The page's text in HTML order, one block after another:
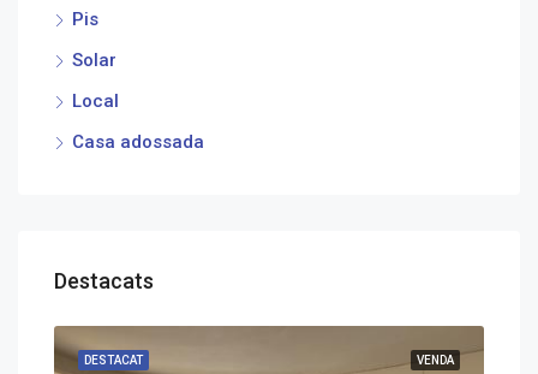
Pis
Solar
Local
Casa adossada
Destacats
VENDA
DESTACAT